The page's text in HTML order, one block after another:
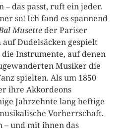
– das passt, ruft ein jeder.
so! Ich fand es spannend
Musetteder Pariser
Dudelsäcken gespielt
Instrumente, auf denen
Musiker die
spielten. Als um 1850
ihre Akkordeons
Jahrzehnte lang heftige
Vorherrschaft.
und mit ihnen das